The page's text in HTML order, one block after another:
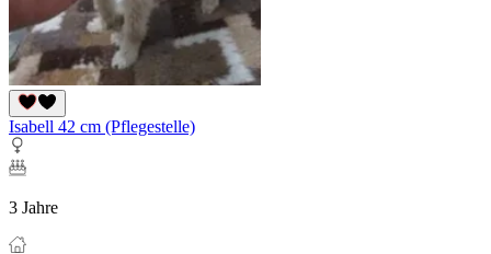
Isabell 42 cm (Pflegestelle)
3 Jahre